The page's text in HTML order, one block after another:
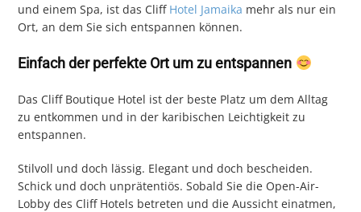
und einem Spa, ist das Cliff Hotel Jamaika mehr als nur ein
Ort, an dem Sie sich entspannen können.
Einfach der perfekte Ort um zu entspannen
Das Cliff Boutique Hotel ist der beste Platz um dem Alltag
zu entkommen und in der karibischen Leichtigkeit zu
entspannen.
Stilvoll und doch lässig. Elegant und doch bescheiden.
Schick und doch unprätentiös. Sobald Sie die Open-Air-
Lobby des Cliff Hotels betreten und die Aussicht einatmen,